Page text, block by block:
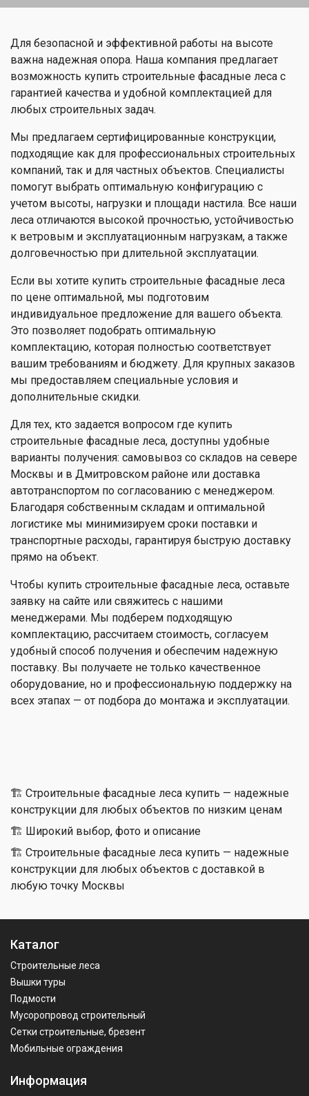
Для безопасной и эффективной работы на высоте
важна надежная опора. Наша компания предлагает
возможность купить строительные фасадные леса с
гарантией качества и удобной комплектацией для
любых строительных задач.
Мы предлагаем сертифицированные конструкции,
подходящие как для профессиональных строительных
компаний, так и для частных объектов. Специалисты
помогут выбрать оптимальную конфигурацию с
учетом высоты, нагрузки и площади настила. Все наши
леса отличаются высокой прочностью, устойчивостью
к ветровым и эксплуатационным нагрузкам, а также
долговечностью при длительной эксплуатации.
Если вы хотите купить строительные фасадные леса
по цене оптимальной, мы подготовим
индивидуальное предложение для вашего объекта.
Это позволяет подобрать оптимальную
комплектацию, которая полностью соответствует
вашим требованиям и бюджету. Для крупных заказов
мы предоставляем специальные условия и
дополнительные скидки.
Для тех, кто задается вопросом где купить
строительные фасадные леса, доступны удобные
варианты получения: самовывоз со складов на севере
Москвы и в Дмитровском районе или доставка
автотранспортом по согласованию с менеджером.
Благодаря собственным складам и оптимальной
логистике мы минимизируем сроки поставки и
транспортные расходы, гарантируя быструю доставку
прямо на объект.
Чтобы купить строительные фасадные леса, оставьте
заявку на сайте или свяжитесь с нашими
менеджерами. Мы подберем подходящую
комплектацию, рассчитаем стоимость, согласуем
удобный способ получения и обеспечим надежную
поставку. Вы получаете не только качественное
оборудование, но и профессиональную поддержку на
всех этапах — от подбора до монтажа и эксплуатации.
🏗 Строительные фасадные леса купить — надежные
конструкции для любых объектов по низким ценам
🏗 Широкий выбор, фото и описание
🏗 Строительные фасадные леса купить — надежные
конструкции для любых объектов с доставкой в
любую точку Москвы
Каталог
Строительные леса
Вышки туры
Подмости
Мусоропровод строительный
Сетки строительные, брезент
Мобильные ограждения
Информация